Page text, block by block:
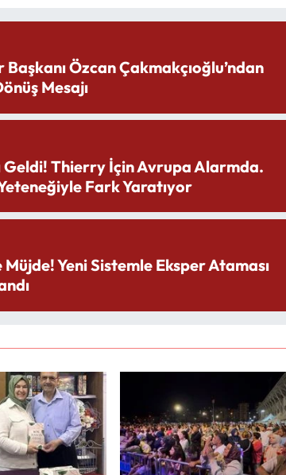
Özcan Çakmakçıoğlu’ndan
Mesajı
Geldi! Thierry İçin Avrupa Alarmda.
Fark Yaratıyor
Yeni Sistemle Eksper Ataması